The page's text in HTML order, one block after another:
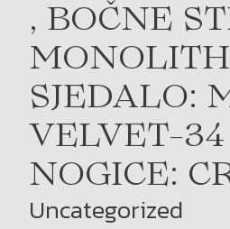
, BOČNE
SJEDALO:
VELVET-34
NOGICE:
Uncategorized